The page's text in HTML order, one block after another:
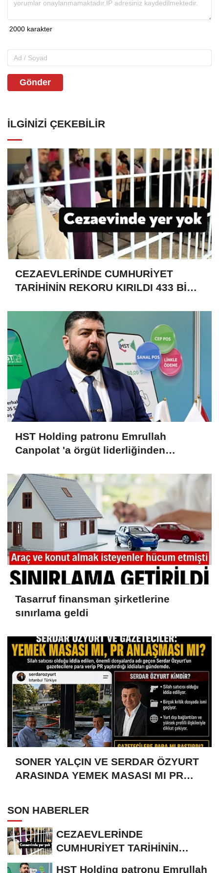
Gönder
İLGINIZI ÇEKEBILIR
CEZAEVLERİNDE CUMHURİYET
TARİHİNİN REKORU KIRILDI 433 BİN
HST Holding patronu Emrullah
Canpolat 'a örgüt liderliğinden
malvarlığına el konuldu
Tasarruf finansman şirketlerine
sınırlama geldi
SONER YALÇIN VE SERDAR ÖZYURT
ARASINDA YEMEK MASASI MI PR
SON HABERLER
CEZAEVLERİNDE
CUMHURİYET TARİHİNİN
HST Holding patronu Emrullah